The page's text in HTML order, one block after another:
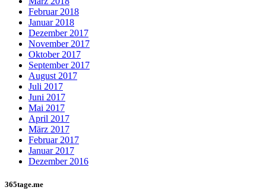
Februar 2018
Januar 2018
Dezember 2017
November 2017
Oktober 2017
September 2017
August 2017
Juli 2017
Juni 2017
Mai 2017
April 2017
März 2017
Februar 2017
Januar 2017
Dezember 2016
365tage.me